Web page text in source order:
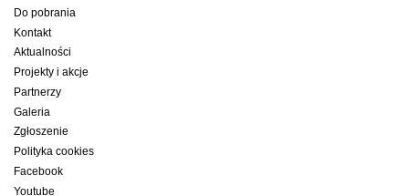
Do pobrania
Kontakt
Aktualności
Projekty i akcje
Partnerzy
Galeria
Zgłoszenie
Polityka cookies
Facebook
Youtube